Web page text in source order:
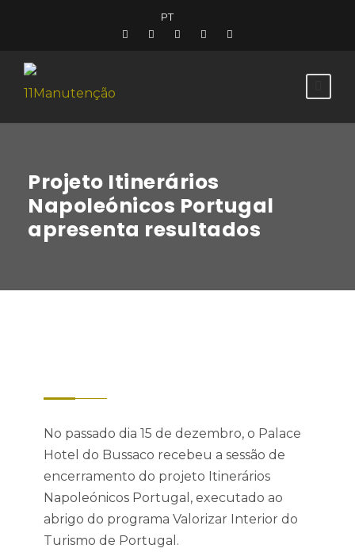
PT
Projeto Itinerários
Napoleónicos Portugal
apresenta resultados
No passado dia 15 de dezembro, o Palace
Hotel do Bussaco recebeu a sessão de
encerramento do projeto Itinerários
Napoleónicos Portugal, executado ao
abrigo do programa Valorizar Interior do
Turismo de Portugal.